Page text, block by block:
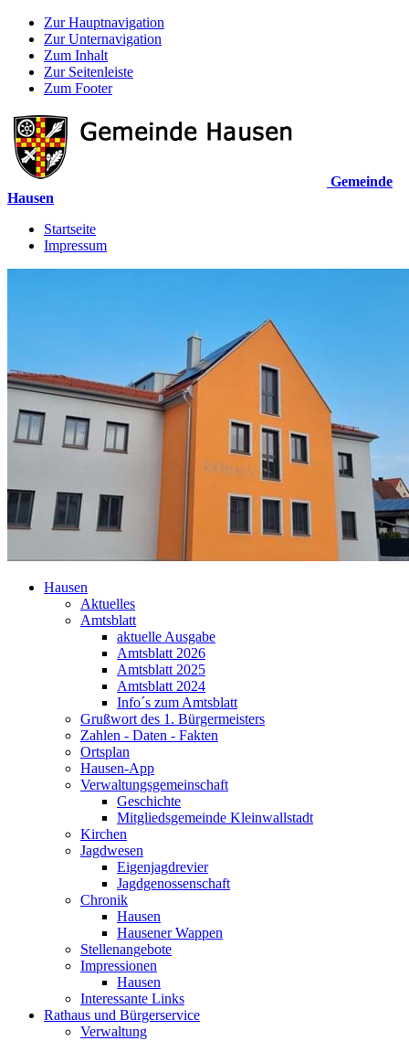
Zur Hauptnavigation
Zur Unternavigation
Zum Inhalt
Zur Seitenleiste
Zum Footer
Gemeinde
Hausen
Startseite
Impressum
Hausen
Aktuelles
Amtsblatt
aktuelle Ausgabe
Amtsblatt 2026
Amtsblatt 2025
Amtsblatt 2024
Info´s zum Amtsblatt
Grußwort des 1. Bürgermeisters
Zahlen - Daten - Fakten
Ortsplan
Hausen-App
Verwaltungsgemeinschaft
Geschichte
Mitgliedsgemeinde Kleinwallstadt
Kirchen
Jagdwesen
Eigenjagdrevier
Jagdgenossenschaft
Chronik
Hausen
Hausener Wappen
Stellenangebote
Impressionen
Hausen
Interessante Links
Rathaus und Bürgerservice
Verwaltung